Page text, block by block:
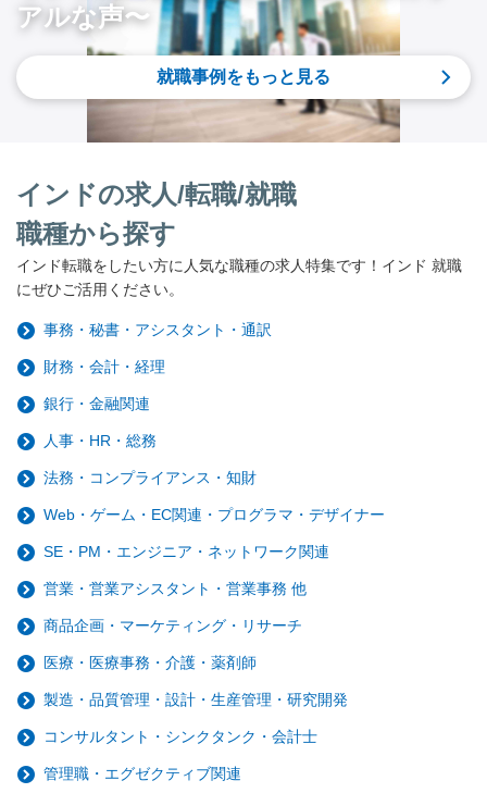
アルな声〜
就職事例をもっと見る
インドの求人/転職/就職
職種から探す
インド転職をしたい方に人気な職種の求人特集です！インド 就職
にぜひご活用ください。
事務・秘書・アシスタント・通訳
財務・会計・経理
銀行・金融関連
人事・HR・総務
法務・コンプライアンス・知財
Web・ゲーム・EC関連・プログラマ・デザイナー
SE・PM・エンジニア・ネットワーク関連
営業・営業アシスタント・営業事務 他
商品企画・マーケティング・リサーチ
医療・医療事務・介護・薬剤師
製造・品質管理・設計・生産管理・研究開発
コンサルタント・シンクタンク・会計士
管理職・エグゼクティブ関連